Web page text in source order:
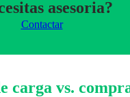
asesoria?
Contactar
carga vs.